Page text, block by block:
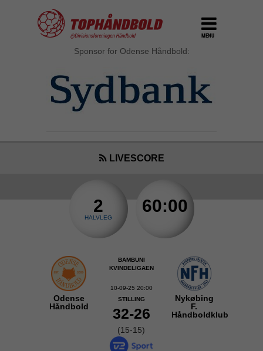
MENU
Sponsor for Odense Håndbold:
LIVESCORE
2
HALVLEG
60:00
Odense
Håndbold
BAMBUNI
KVINDELIGAEN
10-09-25 20:00
STILLING
32-26
(15-15)
Nykøbing
F.
Håndboldklub